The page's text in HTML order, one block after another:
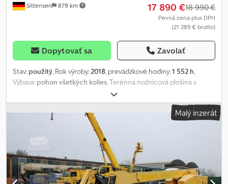
Sittensen 879 km 17 890 €18 990 €
Pevná cena plus DPH
(21 289 € brutto)
Dopytovať sa Zavolať
Stav: použitý, Rok výroby:2018, prevádzkové hodiny:1 552 h,
Výbava: pohon všetkých kolies, Terénna nožnicová plošina s
pohonom všetkých kolies, motor KUBOTA 3-valec, pracovná výška
cca 12,15 m, nosnosť cca 450 kg, dĺžka plošiny: 2500 mm, dĺžka
plošiny s výsuvom: 3700 mm. Vozidlo môže byť polepené a/alebo
nápisované reklamou. SI86061 Dodpjwzfk Djfx Aqvskr Naša ponuka
je spravidla bez novej TÜV kontroly. V prípade záujmu o novú TÜV
kontrolu Vám radi pripravíme ponuku od našich partnerských
servisov! Vozidlo môže byť polepené a/alebo nápisované
reklamou. Platné sú naše všeobecné dodacie a platobné
podmienky. Radi Vám pripravíme financovanie alebo leasingovú
Malý inzerát